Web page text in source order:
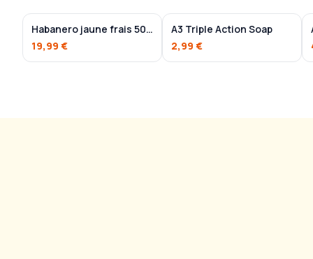
Habanero jaune frais 500g
19,99 €
A3 Triple Action Soap
2,99 €